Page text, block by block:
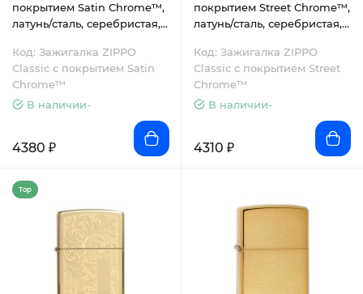
покрытием Satin Chrome™,
латунь/сталь, серебристая,
Код: Зажигалка ZIPPO
Classic с покрытием Satin
Chrome™
В наличии-
4380 ₽
покрытием Street Chrome™,
латунь/сталь, серебристая,
Код: Зажигалка ZIPPO
Classic с покрытием Street
Chrome™
В наличии-
4310 ₽
Top